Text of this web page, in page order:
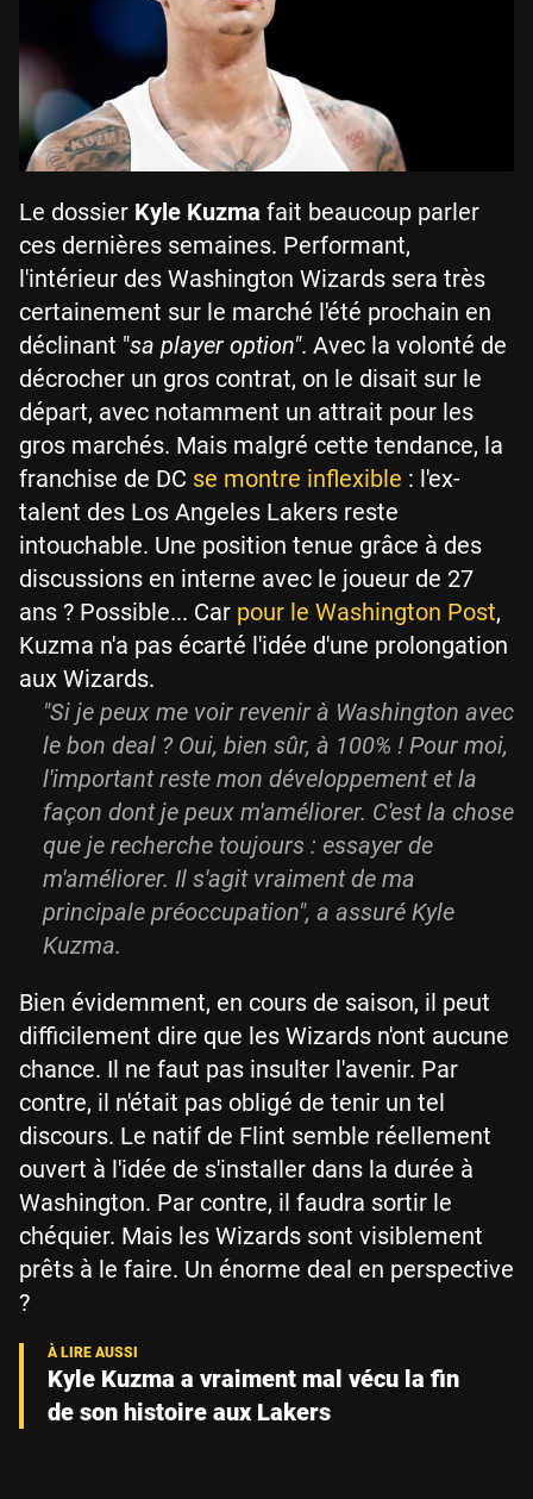
Le dossier Kyle Kuzma fait beaucoup parler
ces dernières semaines. Performant,
l'intérieur des Washington Wizards sera très
certainement sur le marché l'été prochain en
déclinant "sa player option". Avec la volonté de
décrocher un gros contrat, on le disait sur le
départ, avec notamment un attrait pour les
gros marchés. Mais malgré cette tendance, la
franchise de DC se montre inflexible : l'ex-
talent des Los Angeles Lakers reste
intouchable. Une position tenue grâce à des
discussions en interne avec le joueur de 27
ans ? Possible... Car pour le Washington Post,
Kuzma n'a pas écarté l'idée d'une prolongation
aux Wizards.
"Si je peux me voir revenir à Washington avec
le bon deal ? Oui, bien sûr, à 100% ! Pour moi,
l'important reste mon développement et la
façon dont je peux m'améliorer. C'est la chose
que je recherche toujours : essayer de
m'améliorer. Il s'agit vraiment de ma
principale préoccupation", a assuré Kyle
Kuzma.
Bien évidemment, en cours de saison, il peut
difficilement dire que les Wizards n'ont aucune
chance. Il ne faut pas insulter l'avenir. Par
contre, il n'était pas obligé de tenir un tel
discours. Le natif de Flint semble réellement
ouvert à l'idée de s'installer dans la durée à
Washington. Par contre, il faudra sortir le
chéquier. Mais les Wizards sont visiblement
prêts à le faire. Un énorme deal en perspective
?
Kyle Kuzma a vraiment mal vécu la fin
de son histoire aux Lakers